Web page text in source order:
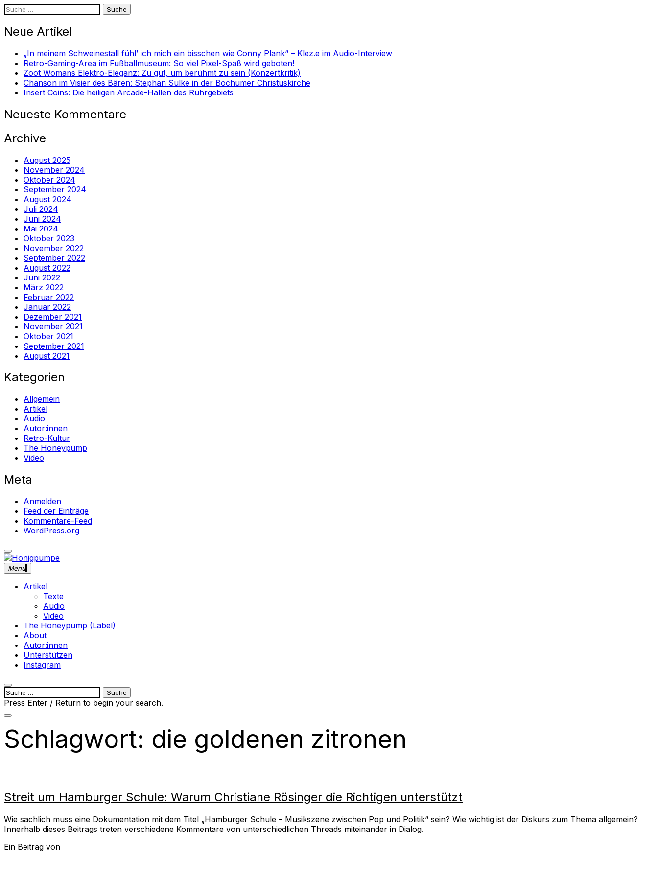
Suche
Neue Artikel
„In meinem Schweinestall fühl’ ich mich ein bisschen wie Conny Plank“ – Klez.e im Audio-Interview
Retro-Gaming-Area im Fußballmuseum: So viel Pixel-Spaß wird geboten!
Zoot Womans Elektro-Eleganz: Zu gut, um berühmt zu sein (Konzertkritik)
Chanson im Visier des Bären: Stephan Sulke in der Bochumer Christuskirche
Insert Coins: Die heiligen Arcade-Hallen des Ruhrgebiets
Neueste Kommentare
Archive
August 2025
November 2024
Oktober 2024
September 2024
August 2024
Juli 2024
Juni 2024
Mai 2024
Oktober 2023
November 2022
September 2022
August 2022
Juni 2022
März 2022
Februar 2022
Januar 2022
Dezember 2021
November 2021
Oktober 2021
September 2021
August 2021
Kategorien
Allgemein
Artikel
Audio
Autor:innen
Retro-Kultur
The Honeypump
Video
Meta
Anmelden
Feed der Einträge
Kommentare-Feed
WordPress.org
close
sidebar
Skip
to
Honigpumpe
Magazin gegen das Verschwinden des Undergrounds Musik ・Theater ・ Retro-Kultur
Menu
Artikel
Texte
Audio
Video
The Honeypump (Label)
About
Autor:innen
Unterstützen
Instagram
open
search
form
Suche
nach:
Press Enter / Return to begin your search.
close
form
Schlagwort: die goldenen zitronen
Streit um Hamburger Schule: Warum Christiane Rösinger die Richtigen unterstützt
Wie sachlich muss eine Dokumentation mit dem Titel „Hamburger Schule – Musikszene zwischen Pop und Politik“ sein? Wie wichtig ist der Diskurs zum Thema allgemein?
Innerhalb dieses Beitrags treten verschiedene Kommentare von unterschiedlichen Threads miteinander in Dialog.
Ein Beitrag von